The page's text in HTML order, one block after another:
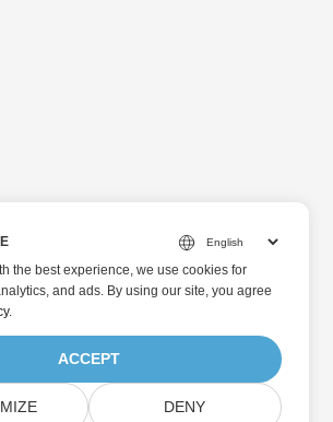
the best experience, we use cookies for
and ads. By using our site, you agree
.
ACCEPT
DENY